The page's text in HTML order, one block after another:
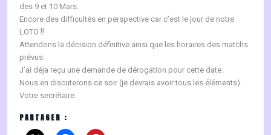
des 9 et 10 Mars.
Encore des difficultés en perspective car c’est le jour de notre
LOTO !!
Attendons la décision définitive ainsi que les horaires des matchs
prévus.
J’ai déja reçu une demande de dérogation pour cette date.
Nous en discuterons ce soir (je devrais avoir tous les éléments).
Votre secrétaire.
PARTAGER :